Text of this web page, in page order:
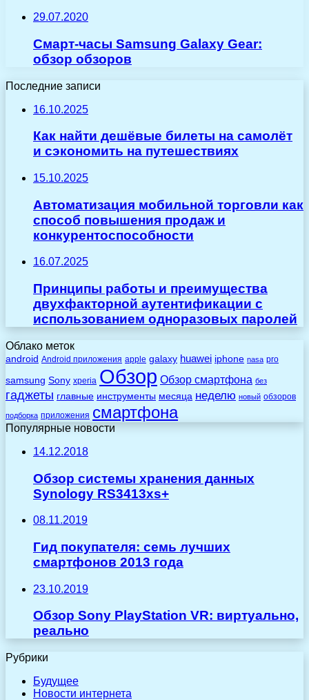
29.07.2020
Смарт-часы Samsung Galaxy Gear:
обзор обзоров
Последние записи
16.10.2025
Как найти дешёвые билеты на самолёт
и сэкономить на путешествиях
15.10.2025
Автоматизация мобильной торговли как
способ повышения продаж и
конкурентоспособности
16.07.2025
Принципы работы и преимущества
двухфакторной аутентификации с
использованием одноразовых паролей
Облако меток
android Android приложения apple galaxy huawei iphone nasa pro
samsung Sony xperia Обзор Обзор смартфона без
гаджеты главные инструменты месяца неделю новый обзоров
подборка приложения смартфона
Популярные новости
14.12.2018
Обзор системы хранения данных
Synology RS3413xs+
08.11.2019
Гид покупателя: семь лучших
смартфонов 2013 года
23.10.2019
Обзор Sony PlayStation VR: виртуально,
реально
Рубрики
Будущее
Новости интернета